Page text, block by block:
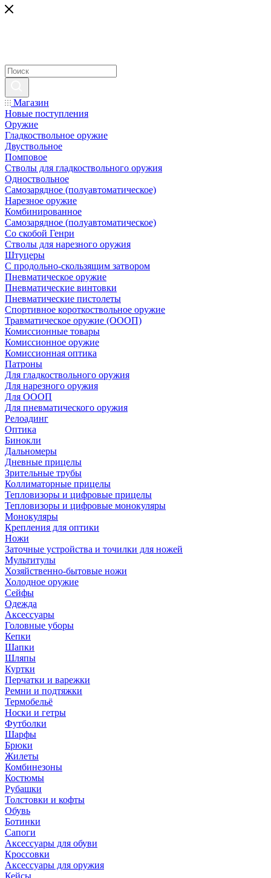
Магазин
Новые поступления
Оружие
Гладкоствольное оружие
Двуствольное
Помповое
Стволы для гладкоствольного оружия
Одноствольное
Самозарядное (полуавтоматическое)
Нарезное оружие
Комбинированное
Самозарядное (полуавтоматическое)
Со скобой Генри
Стволы для нарезного оружия
Штуцеры
С продольно-скользящим затвором
Пневматическое оружие
Пневматические винтовки
Пневматические пистолеты
Спортивное короткоствольное оружие
Травматическое оружие (ОООП)
Комиссионные товары
Комиссионное оружие
Комиссионная оптика
Патроны
Для гладкоствольного оружия
Для нарезного оружия
Для ОООП
Для пневматического оружия
Релоадинг
Оптика
Бинокли
Дальномеры
Дневные прицелы
Зрительные трубы
Коллиматорные прицелы
Тепловизоры и цифровые прицелы
Тепловизоры и цифровые монокуляры
Монокуляры
Крепления для оптики
Ножи
Заточные устройства и точилки для ножей
Мультитулы
Хозяйственно-бытовые ножи
Холодное оружие
Сейфы
Одежда
Аксессуары
Головные уборы
Кепки
Шапки
Шляпы
Куртки
Перчатки и варежки
Ремни и подтяжки
Термобельё
Носки и гетры
Футболки
Шарфы
Брюки
Жилеты
Комбинезоны
Костюмы
Рубашки
Толстовки и кофты
Обувь
Ботинки
Сапоги
Аксессуары для обуви
Кроссовки
Аксессуары для оружия
Кейсы